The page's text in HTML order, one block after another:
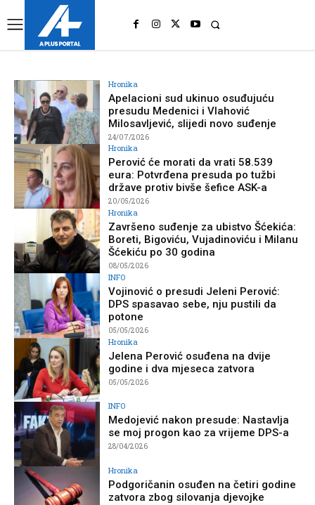
Hronika
Apelacioni sud ukinuo osuđujuću
presudu Medenici i Vlahović
Milosavljević, slijedi novo suđenje
24/07/2026
Hronika
Perović će morati da vrati 58.539
eura: Potvrđena presuda po tužbi
države protiv bivše šefice ASK-a
20/05/2026
Hronika
Završeno suđenje za ubistvo Šćekića:
Boreti, Bigoviću, Vujadinoviću i Milanu
Šćekiću po 30 godina
08/05/2026
INFO
Vojinović o presudi Jeleni Perović:
DPS spasavao sebe, nju pustili da
potone
05/05/2026
Hronika
Jelena Perović osuđena na dvije
godine i dva mjeseca zatvora
05/05/2026
INFO
Medojević nakon presude: Nastavlja
se moj progon kao za vrijeme DPS-a
28/04/2026
Hronika
Podgoričanin osuđen na četiri godine
zatvora zbog silovanja djevojke